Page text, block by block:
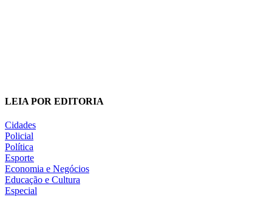
LEIA POR EDITORIA
Cidades
Policial
Política
Esporte
Economia e Negócios
Educação e Cultura
Especial